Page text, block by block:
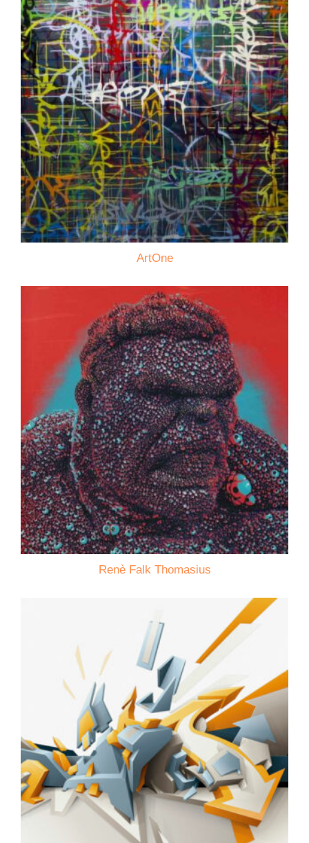
ArtOne
Renè Falk Thomasius